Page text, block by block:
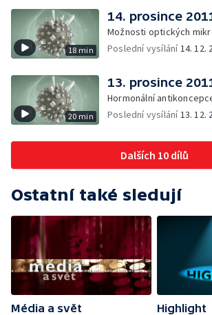
18 min
14. prosince
Možnosti optických
Poslední vysílání14. 12.
20 min
13. prosince
Hormonální
Poslední vysílání13. 12.
Dalších 10 dílů
Ostatní také sledují
Média a svět
Highlight